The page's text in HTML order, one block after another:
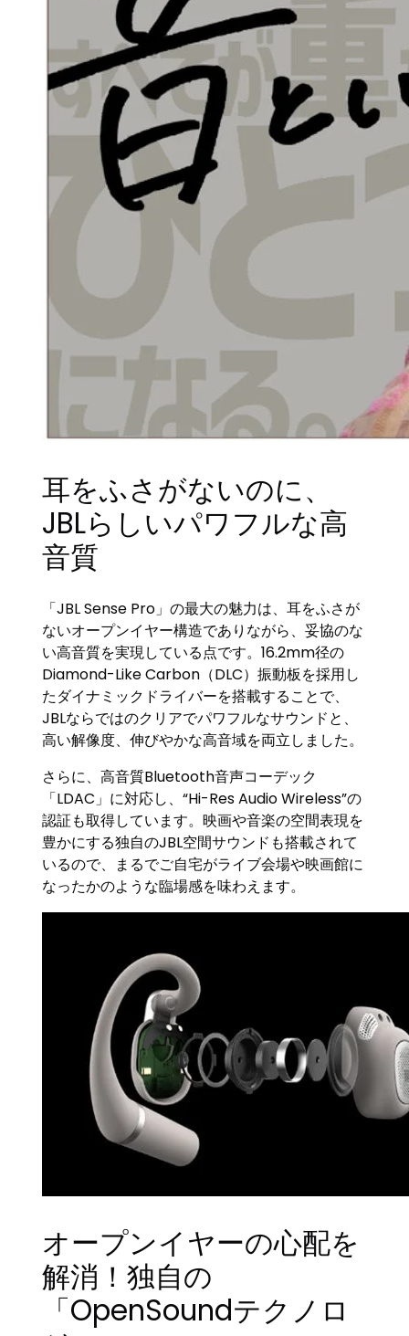
耳をふさがないのに、
JBLらしいパワフルな高
音質
「JBL Sense Pro」の最大の魅力は、耳をふさが
ないオープンイヤー構造でありながら、妥協のな
い高音質を実現している点です。16.2mm径の
Diamond-Like Carbon（DLC）振動板を採用し
たダイナミックドライバーを搭載することで、
JBLならではのクリアでパワフルなサウンドと、
高い解像度、伸びやかな高音域を両立しました。
さらに、高音質Bluetooth音声コーデック
「LDAC」に対応し、“Hi-Res Audio Wireless”の
認証も取得しています。映画や音楽の空間表現を
豊かにする独自のJBL空間サウンドも搭載されて
いるので、まるでご自宅がライブ会場や映画館に
なったかのような臨場感を味わえます。
オープンイヤーの心配を
解消！独自の
「OpenSoundテクノロ